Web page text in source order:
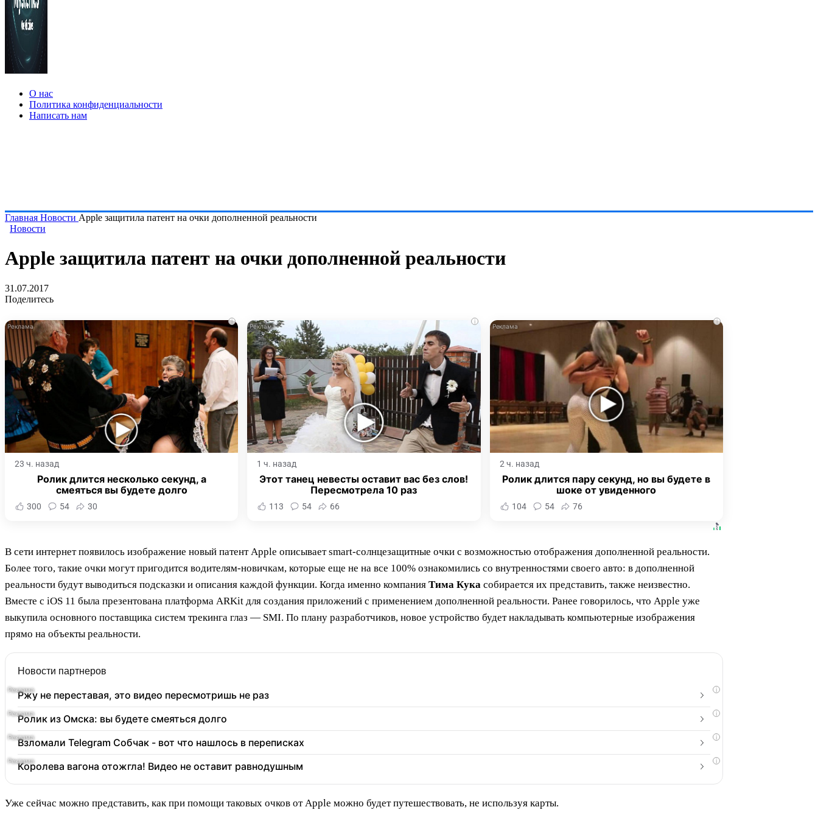
О нас
Политика конфиденциальности
Написать нам
Главная Новости Apple защитила патент на очки дополненной реальности
Новости
Apple защитила патент на очки дополненной реальности
31.07.2017
Поделитесь
i
23 ч. назад
Ролик длится несколько секунд, а
смеяться вы будете долго
300 54 30
i
1 ч. назад
Этот танец невесты оставит вас без слов!
Пересмотрела 10 раз
113 54 66
i
2 ч. назад
Ролик длится пару секунд, но вы будете в
шоке от увиденного
104 54 76
В сети интернет появилось изображение новый патент Apple описывает smart-солнцезащитные очки с возможностью отображения дополненной реальности.
Более того, такие очки могут пригодится водителям-новичкам, которые еще не на все 100% ознакомились со внутренностями своего авто: в дополненной
реальности будут выводиться подсказки и описания каждой функции. Когда именно компания Тима Кука собирается их представить, также неизвестно.
Вместе с iOS 11 была презентована платформа ARKit для создания приложений с применением дополненной реальности. Ранее говорилось, что Apple уже
выкупила основного поставщика систем трекинга глаз — SMI. По плану разработчиков, новое устройство будет накладывать компьютерные изображения
прямо на объекты реальности.
Новости партнеров
i
Ржу не переставая, это видео пересмотришь не раз
i
Ролик из Омска: вы будете смеяться долго
i
Взломали Telegram Собчак - вот что нашлось в переписках
i
Королева вагона отожгла! Видео не оставит равнодушным
Уже сейчас можно представить, как при помощи таковых очков от Apple можно будет путешествовать, не используя карты.